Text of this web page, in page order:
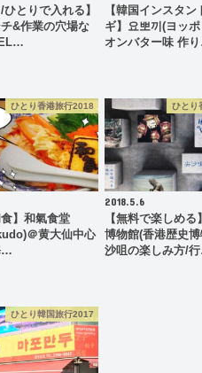
ひとりで入れる】
&作業の穴場な
【韓国インスタン
ギ】요뽀끼(ヨッ
オンバター味 作
ひとり香港旅行2018
食】和氣食堂
＠黄大仙中心
…
ひとり
2018.5.6
【無料で楽しめる
博物館(香港歴史
沙咀の楽しみ方/
ひとり韓国旅行2017